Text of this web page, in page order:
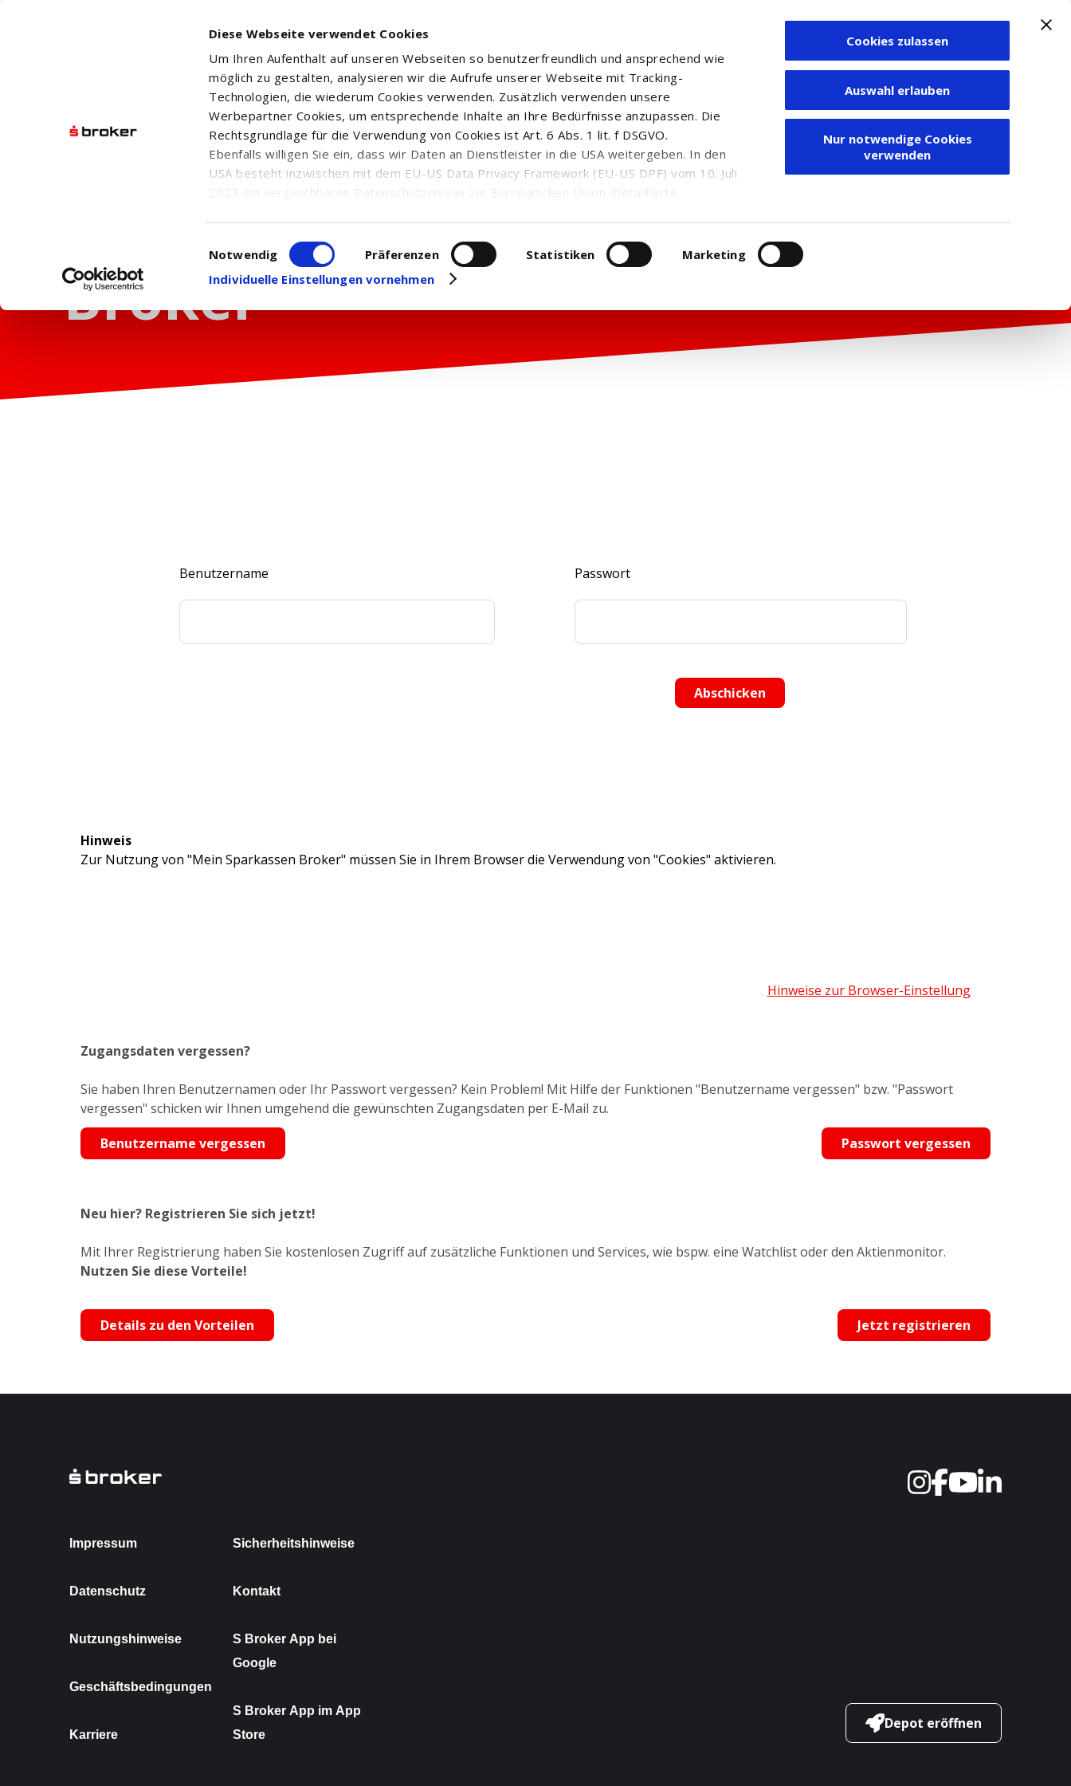
Diese Webseite verwendet Cookies
Um Ihren Aufenthalt auf unseren Webseiten so benutzerfreundlich und ansprechend wie
möglich zu gestalten, analysieren wir die Aufrufe unserer Webseite mit Tracking-
Technologien, die wiederum Cookies verwenden. Zusätzlich verwenden unsere
Werbepartner Cookies, um entsprechende Inhalte an Ihre Bedürfnisse anzupassen. Die
Rechtsgrundlage für die Verwendung von Cookies ist Art. 6 Abs. 1 lit. f DSGVO.
Ebenfalls willigen Sie ein, dass wir Daten an Dienstleister in die USA weitergeben. In den
USA besteht inzwischen mit dem EU-US Data Privacy Framework (EU-US DPF) vom 10. Juli
2023 ein vergleichbares Datenschutzniveau zur Europäischen Union. Detaillierte
in den USA, finden Sie auf unserer Seite zumDatenschutz. Dort können Sie Ihre
Einwilligung auch jederzeit widerrufen oder anpassen.
Einwilligungsauswahl
Notwendig Präferenzen Statistiken
Marketing
Individuelle Einstellungen vornehmen
Cookies zulassen
Auswahl erlauben
Nur notwendige Cookies
verwenden
Zum Depot
Benutzername Passwort
Hinweis
Zur Nutzung von "Mein Sparkassen Broker" müssen Sie in Ihrem Browser die Verwendung von "Cookies" aktivieren.
Hinweise zur Browser-Einstellung
Zugangsdaten vergessen?
Sie haben Ihren Benutzernamen oder Ihr Passwort vergessen? Kein Problem! Mit Hilfe der Funktionen "Benutzername vergessen" bzw. "Passwort
vergessen" schicken wir Ihnen umgehend die gewünschten Zugangsdaten per E-Mail zu.
Benutzername vergessen
Passwort vergessen
Neu hier? Registrieren Sie sich jetzt!
Mit Ihrer Registrierung haben Sie kostenlosen Zugriff auf zusätzliche Funktionen und Services, wie bspw. eine Watchlist oder den Aktienmonitor.
Nutzen Sie diese Vorteile!
Details zu den Vorteilen Jetzt registrieren